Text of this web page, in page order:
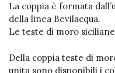
La coppia è formata
della linea Bevilacqua.
Le teste di moro
Della coppia teste di
unita sono disponibili i